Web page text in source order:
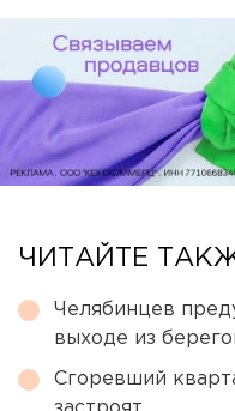
ЧИТАЙТЕ
Челябинцев
выходе из
Сгоревший